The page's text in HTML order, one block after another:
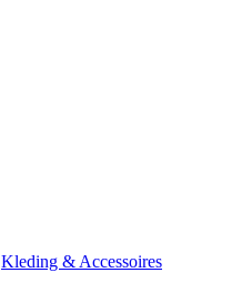
Kleding & Accessoires